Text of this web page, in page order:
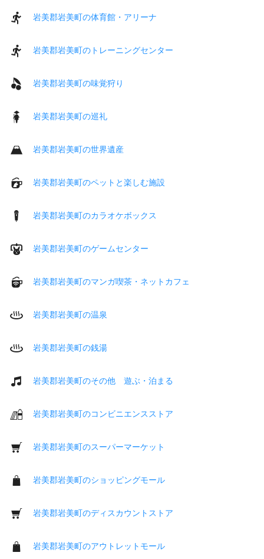
岩美郡岩美町の体育館・アリーナ
岩美郡岩美町のトレーニングセンター
岩美郡岩美町の味覚狩り
岩美郡岩美町の巡礼
岩美郡岩美町の世界遺産
岩美郡岩美町のペットと楽しむ施設
岩美郡岩美町のカラオケボックス
岩美郡岩美町のゲームセンター
岩美郡岩美町のマンガ喫茶・ネットカフェ
岩美郡岩美町の温泉
岩美郡岩美町の銭湯
岩美郡岩美町のその他 遊ぶ・泊まる
岩美郡岩美町のコンビニエンスストア
岩美郡岩美町のスーパーマーケット
岩美郡岩美町のショッピングモール
岩美郡岩美町のディスカウントストア
岩美郡岩美町のアウトレットモール